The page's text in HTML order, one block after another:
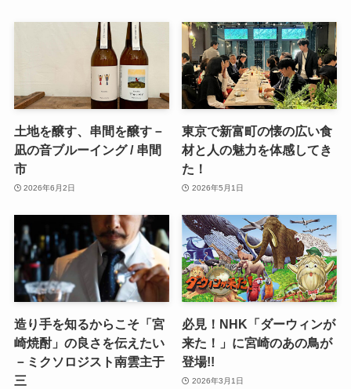
土地を醸す、串間を醸す－
凪の音ブルーイング / 串間
市
2026年6月2日
東京で新富町の懐の広い食
材と人の魅力を体感してき
た！
2026年5月1日
造り手を知るからこそ「宮
崎焼酎」の良さを伝えたい
－ミクソロジスト南雲主于
三
必見！NHK「ダーウィンが
来た！」に宮崎のあの鳥が
登場!!
2026年3月1日